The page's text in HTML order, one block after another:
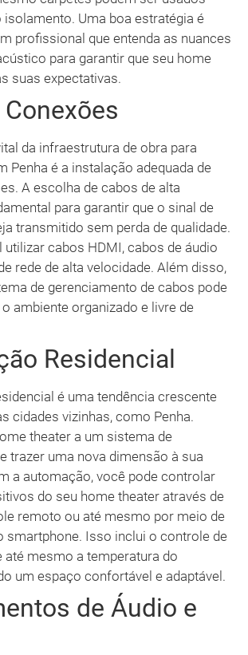
isolamento. Uma boa estratégia é
profissional que entenda as nuances
para garantir que seu home
suas expectativas.
da infraestrutura de obra para
Penha é a instalação adequada de
A escolha de cabos de alta
para garantir que o sinal de
transmitido sem perda de qualidade.
utilizar cabos HDMI, cabos de áudio
rede de alta velocidade. Além disso,
de gerenciamento de cabos pode
ambiente organizado e livre de
Residencial
é uma tendência crescente
cidades vizinhas, como Penha.
theater a um sistema de
trazer uma nova dimensão à sua
a automação, você pode controlar
do seu home theater através de
remoto ou até mesmo por meio de
smartphone. Isso inclui o controle de
até mesmo a temperatura do
um espaço confortável e adaptável.
de Áudio e